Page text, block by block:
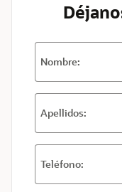
Nombre:
Apellidos:
Teléfono: